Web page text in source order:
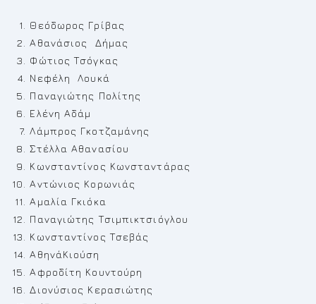
Θεόδωρος Γρίβας
Αθανάσιος Δήμας
Φώτιος Τσόγκας
Νεφέλη Λουκά
Παναγιώτης Πολίτης
Ελένη Αδάμ
Λάμπρος Γκοτζαμάνης
Στέλλα Αθανασίου
Κωνσταντίνος Κωνσταντάρας
Αντώνιος Κορωνιάς
Αμαλία Γκιόκα
Παναγιώτης Τσιμπικτσιόγλου
Κωνσταντίνος Τσεβάς
ΑθηνάΚιούση
Αφροδίτη Κουντούρη
Διονύσιος Κερασιώτης